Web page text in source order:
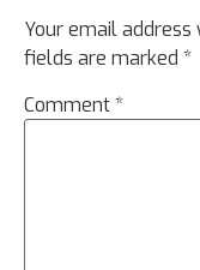
Your email
fields are marked *
Comment*